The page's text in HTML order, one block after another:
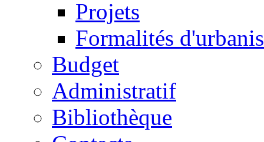
Projets
Formalités
Budget
Administratif
Bibliothèque